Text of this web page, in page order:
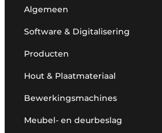
Algemeen
Software & Digitalisering
Producten
Hout & Plaatmateriaal
Bewerkingsmachines
Meubel- en deurbeslag